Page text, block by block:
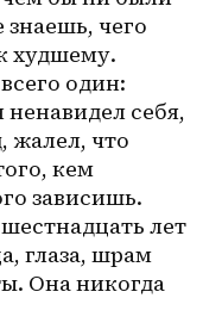
знаешь, чего
худшему.
один:
ненавидел себя,
жалел, что
кем
зависишь.
лет
глаза, шрам
Она никогда